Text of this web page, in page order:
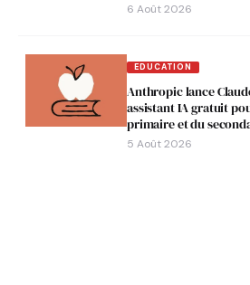
6 Août 2026
EDUCATION
Anthropic lance
assistant IA gratuit
primaire et du
5 Août 2026